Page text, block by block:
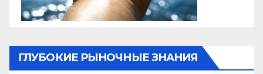
ГЛУБОКИЕ РЫНОЧНЫЕ ЗНАНИЯ